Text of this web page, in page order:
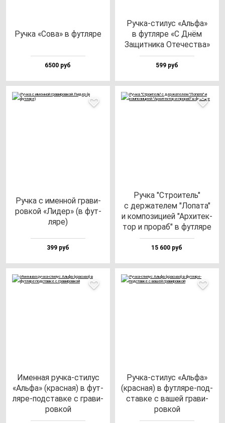
Руч­ка «Сова» в фут­ля­ре
6500 руб
Руч­ка-сти­лус «Аль­фа»
в фут­ля­ре «С Днём
Защит­ни­ка Оте­чес­тва»
599 руб
Руч­ка с имен­ной гра­ви­
ров­кой «Лидер» (в фут­
ля­ре)
399 руб
Руч­ка "Стро­итель"
с дер­жа­те­лем "Лопа­та"
и ком­по­зи­цией "Архи­тек­
тор и про­раб" в фут­ля­ре
15 600 руб
Имен­ная руч­ка-сти­лус
«Аль­фа» (крас­ная) в фут­
ля­ре-под­став­ке с гра­ви­
ров­кой
Руч­ка-сти­лус «Аль­фа»
(крас­ная) в фут­ля­ре-под­
став­ке с ва­шей гра­ви­
ров­кой